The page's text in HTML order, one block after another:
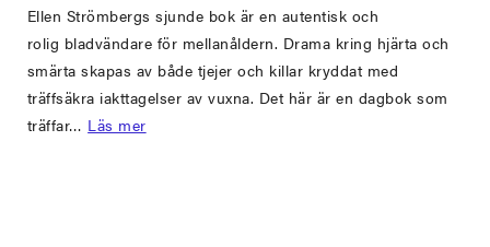
Ellen Strömbergs sjunde bok är en autentisk och
rolig bladvändare för mellanåldern. Drama kring hjärta och
smärta skapas av både tjejer och killar kryddat med
träffsäkra iakttagelser av vuxna. Det här är en dagbok som
träffar… Läs mer